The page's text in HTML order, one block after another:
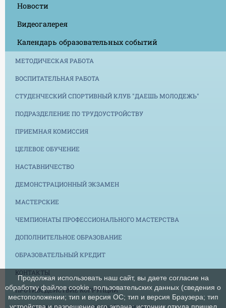
Новости
Видеогалерея
Календарь образовательных событий
МЕТОДИЧЕСКАЯ РАБОТА
ВОСПИТАТЕЛЬНАЯ РАБОТА
СТУДЕНЧЕСКИЙ СПОРТИВНЫЙ КЛУБ "ДАЕШЬ МОЛОДЕЖЬ"
ПОДРАЗДЕЛЕНИЕ ПО ТРУДОУСТРОЙСТВУ
ПРИЕМНАЯ КОМИССИЯ
ЦЕЛЕВОЕ ОБУЧЕНИЕ
НАСТАВНИЧЕСТВО
ДЕМОНСТРАЦИОННЫЙ ЭКЗАМЕН
МАСТЕРСКИЕ
ЧЕМПИОНАТЫ ПРОФЕССИОНАЛЬНОГО МАСТЕРСТВА
ДОПОЛНИТЕЛЬНОЕ ОБРАЗОВАНИЕ
ОБРАЗОВАТЕЛЬНЫЙ КРЕДИТ
КОНТАКТЫ
ПРОТИВОДЕЙСТВИЕ КОРРУПЦИИ
Продолжая использовать наш сайт, вы даете согласие на
обработку файлов cookie, пользовательских данных (сведения о
местоположении; тип и версия ОС; тип и версия Браузера; тип